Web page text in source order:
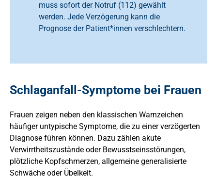
muss sofort der Notruf (112) gewählt
werden. Jede Verzögerung kann die
Prognose der Patient*innen verschlechtern.
Schlaganfall-Symptome bei Frauen
Frauen zeigen neben den klassischen Warnzeichen
häufiger untypische Symptome, die zu einer verzögerten
Diagnose führen können. Dazu zählen akute
Verwirrtheitszustände oder Bewusstseinsstörungen,
plötzliche Kopfschmerzen, allgemeine generalisierte
Schwäche oder Übelkeit.